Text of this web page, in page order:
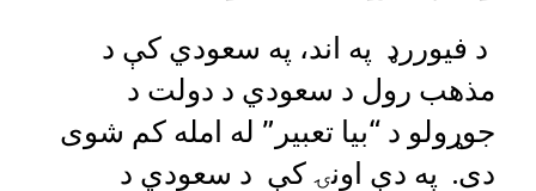
د فیوررډ په اند، په سعودي کې د
مذهب رول د سعودي د دولت د
جوړولو د “بیا تعبیر” له امله کم شوی
دی. په دې اونۍ کې د سعودي د